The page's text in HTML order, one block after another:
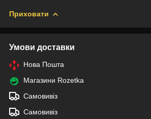
Приховати
Умови доставки
Нова Пошта
Магазини Rozetka
Самовивіз
Самовивіз